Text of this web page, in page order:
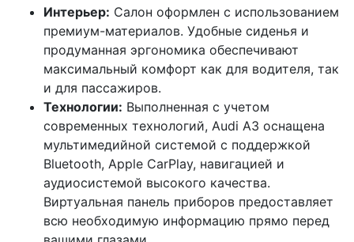
Интерьер: Салон оформлен с использованием
премиум-материалов. Удобные сиденья и
продуманная эргономика обеспечивают
максимальный комфорт как для водителя, так
и для пассажиров.
Технологии: Выполненная с учетом
современных технологий, Audi A3 оснащена
мультимедийной системой с поддержкой
Bluetooth, Apple CarPlay, навигацией и
аудиосистемой высокого качества.
Виртуальная панель приборов предоставляет
всю необходимую информацию прямо перед